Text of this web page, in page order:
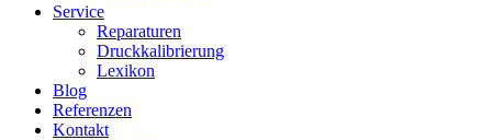
Service
Reparaturen
Druckkalibrierung
Lexikon
Blog
Referenzen
Kontakt